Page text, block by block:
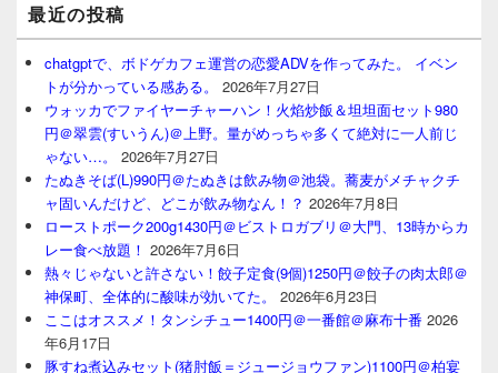
最近の投稿
chatgptで、ボドゲカフェ運営の恋愛ADVを作ってみた。 イベン
トが分かっている感ある。
2026年7月27日
ウォッカでファイヤーチャーハン！火焰炒飯＆坦坦面セット980
円＠翠雲(すいうん)＠上野。量がめっちゃ多くて絶対に一人前じ
ゃない…。
2026年7月27日
たぬきそば(L)990円＠たぬきは飲み物＠池袋。蕎麦がメチャクチ
ャ固いんだけど、どこが飲み物なん！？ 2026年7月8日
ローストポーク200g1430円＠ビストロガブリ＠大門、13時からカ
レー食べ放題！ 2026年7月6日
熱々じゃないと許さない！餃子定食(9個)1250円＠餃子の肉太郎＠
神保町、全体的に酸味が効いてた。
2026年6月23日
ここはオススメ！タンシチュー1400円＠一番館＠麻布十番 2026
年6月17日
豚すね煮込みセット(猪肘飯＝ジュージョウファン)1100円＠柏宴